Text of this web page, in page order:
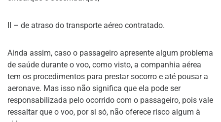
II – de atraso do transporte aéreo contratado.
Ainda assim, caso o passageiro apresente algum problema
de saúde durante o voo, como visto, a companhia aérea
tem os procedimentos para prestar socorro e até pousar a
aeronave. Mas isso não significa que ela pode ser
responsabilizada pelo ocorrido com o passageiro, pois vale
ressaltar que o voo, por si só, não oferece risco algum à